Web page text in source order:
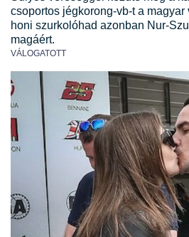
csoportos jégkorong-vb-t a magyar
honi szurkolóhad azonban Nur-
magáért.
VÁLOGATOTT